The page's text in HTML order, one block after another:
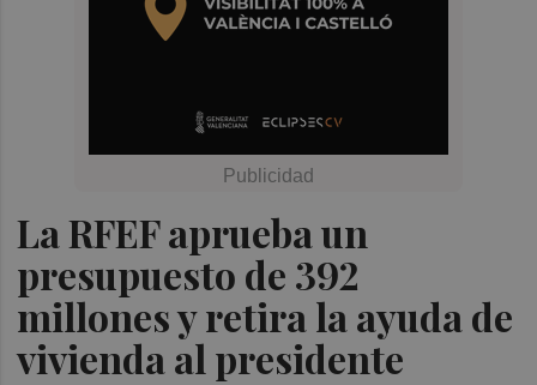
La RFEF aprueba un
presupuesto de 392
millones y retira la ayuda de
vivienda al presidente